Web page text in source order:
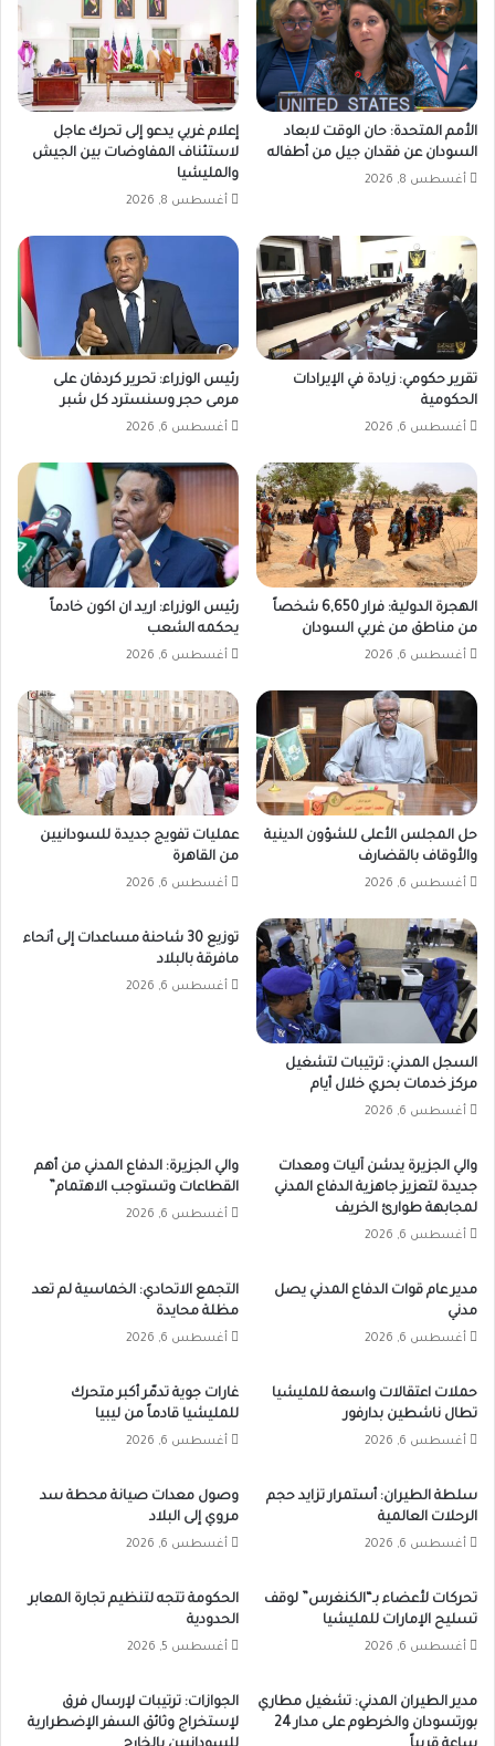
الأمم المتحدة: حان الوقت لابعاد
السودان عن فقدان جيل من أطفاله
أغسطس 8, 2026
إعلام غربي يدعو إلى تحرك عاجل
لاستئناف المفاوضات بين الجيش
والمليشيا
أغسطس 8, 2026
تقرير حكومي: زيادة في الإيرادات
الحكومية
أغسطس 6, 2026
رئيس الوزراء: تحرير كردفان على
مرمى حجر وسنسترد كل شبر
أغسطس 6, 2026
الهجرة الدولية: فرار 6,650 شخصاً
من مناطق من غربي السودان
أغسطس 6, 2026
رئيس الوزراء: اريد ان اكون خادماً
يحكمه الشعب
أغسطس 6, 2026
حل المجلس الأعلى للشؤون الدينية
والأوقاف بالقضارف
أغسطس 6, 2026
عمليات تفويج جديدة للسودانيين
من القاهرة
أغسطس 6, 2026
السجل المدني: ترتيبات لتشغيل
مركز خدمات بحري خلال أيام
أغسطس 6, 2026
توزيع 30 شاحنة مساعدات إلى أنحاء
مافرقة بالبلاد
أغسطس 6, 2026
والي الجزيرة يدشن آليات ومعدات
جديدة لتعزيز جاهزية الدفاع المدني
لمجابهة طوارئ الخريف
أغسطس 6, 2026
والي الجزيرة: الدفاع المدني من أهم
القطاعات وتستوجب الاهتمام”
أغسطس 6, 2026
مدير عام قوات الدفاع المدني يصل
مدني
أغسطس 6, 2026
التجمع الاتحادي: الخماسية لم تعد
مظلة محايدة
أغسطس 6, 2026
حملات اعتقالات واسعة للمليشيا
تطال ناشطين بدارفور
أغسطس 6, 2026
غارات جوية تدمّر أكبر متحرك
للمليشيا قادماً من ليبيا
أغسطس 6, 2026
سلطة الطيران: أستمرار تزايد حجم
الرحلات العالمية
أغسطس 6, 2026
وصول معدات صيانة محطة سد
مروي إلى البلاد
أغسطس 6, 2026
تحركات لأعضاء بـ“الكنغرس” لوقف
تسليح الإمارات للمليشيا
أغسطس 6, 2026
الحكومة تتجه لتنظيم تجارة المعابر
الحدودية
أغسطس 5, 2026
مدير الطيران المدني: تشغيل مطاري
بورتسودان والخرطوم على مدار 24
الجوازات: ترتيبات لإرسال فرق
لإستخراج وثائق السفر الإضطرارية